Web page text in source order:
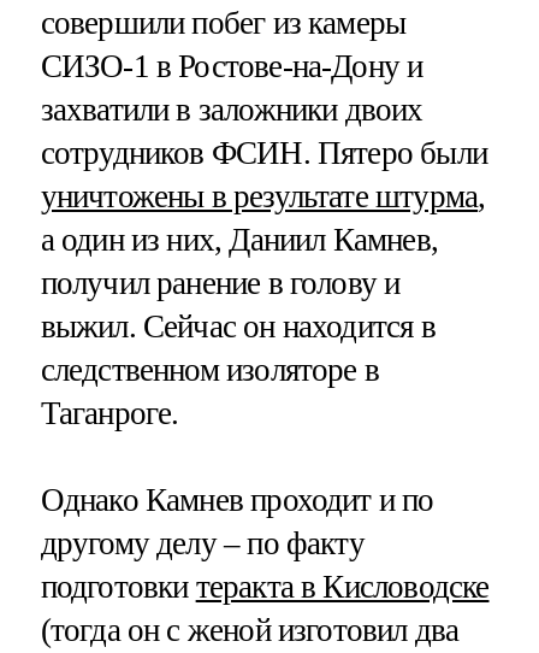
совершили побег из камеры
СИЗО-1 в Ростове-на-Дону и
захватили в заложники двоих
сотрудников ФСИН. Пятеро были
уничтожены в результате штурма,
а один из них, Даниил Камнев,
получил ранение в голову и
выжил. Сейчас он находится в
следственном изоляторе в
Таганроге.
Однако Камнев проходит и по
другому делу – по факту
подготовки теракта в Кисловодске
(тогда он с женой изготовил два